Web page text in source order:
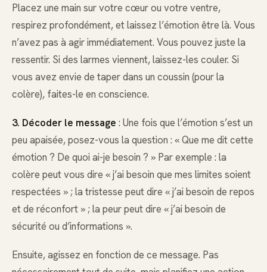
Placez une main sur votre cœur ou votre ventre,
respirez profondément, et laissez l’émotion être là. Vous
n’avez pas à agir immédiatement. Vous pouvez juste la
ressentir. Si des larmes viennent, laissez-les couler. Si
vous avez envie de taper dans un coussin (pour la
colère), faites-le en conscience.
3. Décoder le message : Une fois que l’émotion s’est un
peu apaisée, posez-vous la question : « Que me dit cette
émotion ? De quoi ai-je besoin ? » Par exemple : la
colère peut vous dire « j’ai besoin que mes limites soient
respectées » ; la tristesse peut dire « j’ai besoin de repos
et de réconfort » ; la peur peut dire « j’ai besoin de
sécurité ou d’informations ».
Ensuite, agissez en fonction de ce message. Pas